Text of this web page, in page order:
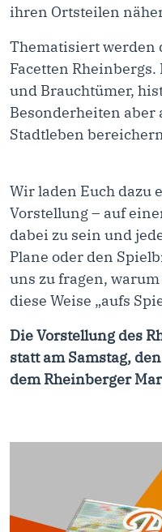
ihren Ortsteilen
Thematisiert werden
Facetten
und Brauchtümer,
Besonderheiten aber
Stadtleben
Wir laden Euch dazu
Vorstellung – auf
dabei zu sein und
Plane oder den
uns zu fragen,
diese Weise „aufs
Die Vorstellung des
statt am Samstag,
dem Rheinberger